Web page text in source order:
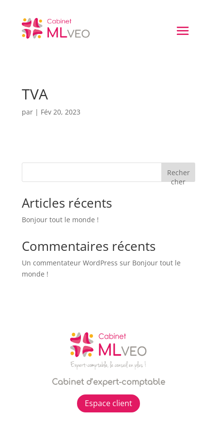
TVA
par | Fév 20, 2023
Recher
cher
Articles récents
Bonjour tout le monde !
Commentaires récents
Un commentateur WordPress sur Bonjour tout le
monde !
Cabinet d’expert-comptable
Espace client